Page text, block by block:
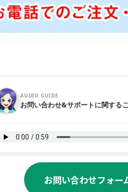
AUDIO GUIDE
お問い合わせ&サポートに関する
お問い合わせフォー